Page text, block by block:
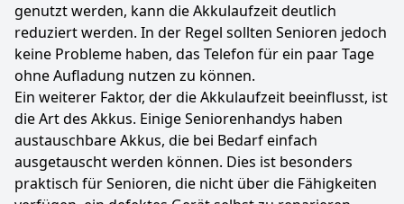
genutzt werden, kann die Akkulaufzeit deutlich
reduziert werden. In der Regel sollten Senioren jedoch
keine Probleme haben, das Telefon für ein paar Tage
ohne Aufladung nutzen zu können.
Ein weiterer Faktor, der die Akkulaufzeit beeinflusst, ist
die Art des Akkus. Einige Seniorenhandys haben
austauschbare Akkus, die bei Bedarf einfach
ausgetauscht werden können. Dies ist besonders
praktisch für Senioren, die nicht über die Fähigkeiten